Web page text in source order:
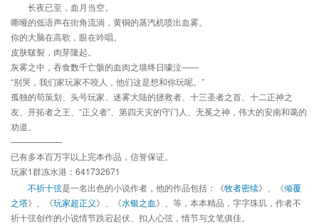
长夜已至，血月当空。
嘶哑的低语声在街角流淌，黄铜的蒸汽机喷出血雾。
你的大脑在高歌，眼在吟唱。
皮肤皲裂，肉芽隆起。
灰雾之中，吞食数千亡骸的血肉之墙终日嚎泣——
“别哭，我们家玩家不咬人，他们这是想和你玩呢。”
孤独的苟策划、头号玩家、迷雾大陆的拯救者、十三圣者之首、十二正神之
友、开拓者之王、“正义者”、第四天灾的守门人、无冕之神，伟大的安南和蔼的
劝道。
——————
已有多本百万字以上完本作品，信誉保证。
玩家1群冻水港：641732671
不祈十弦是一名出色的小说作者，他的作品包括：《牧者密续》、《倾覆
之塔》、《玩家超正义》、《水银之血》、等，本本精品，字字珠玑，作者不
祈十弦创作的小说情节跌宕起伏、扣人心弦，情节与文笔俱佳。